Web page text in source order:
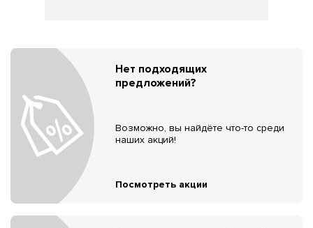
Нет подходящих
предложений?
Возможно, вы найдёте что-то среди
наших акций!
Посмотреть акции